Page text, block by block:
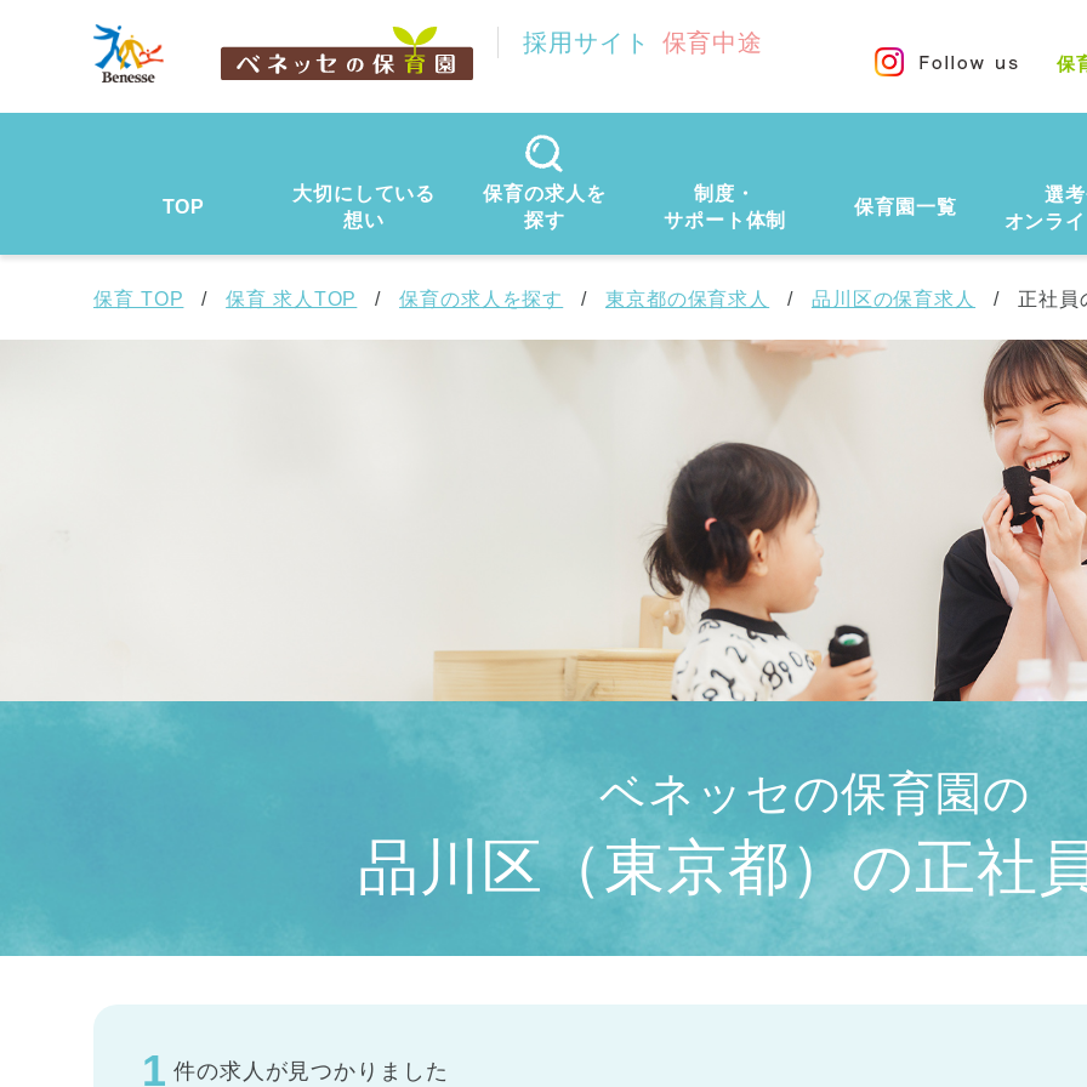
採用サイト 保育中途
保
TOP
大切にしている
想い
保育の求人を
探す
制度・
サポート体制
保育園一覧
選
オンラ
保育 TOP 保育 求人TOP 保育の求人を探す 東京都の保育求人 品川区の保育求人 正社員
ベネッセの保育園の
品川区（東京都）の正社
1 件の求人が見つかりました